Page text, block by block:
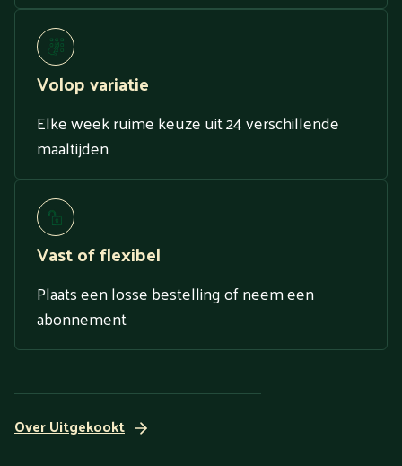
Volop variatie
Elke week ruime keuze uit 24 verschillende
maaltijden
Vast of flexibel
Plaats een losse bestelling of neem een
abonnement
Over Uitgekookt